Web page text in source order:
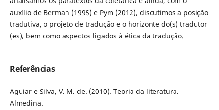
auxílio de Berman (1995) e Pym (2012), discutimos a posição
tradutiva, o projeto de tradução e o horizonte do(s) tradutor
(es), bem como aspectos ligados à ética da tradução.
Referências
Aguiar e Silva, V. M. de. (2010). Teoria da literatura.
Almedina.